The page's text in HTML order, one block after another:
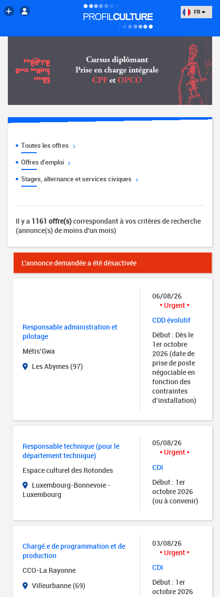
FR
Toutes les offres
Offres d'emploi
Stages, alternance et services civiques
Il y a 1161 offre(s)correspondant à vos critères de recherche
(annonce(s) de moins d'un mois)
L'annonce demandée a été désactivée
Responsable administration et
pilotage
Métis’Gwa
Les Abymes (97)
06/08/26
Urgent
CDD évolutif
Début : Dès le
1er octobre
2026 (date de
prise de poste
négociable en
fonction des
contraintes
d’installation)
Responsable technique (pour le
département technique)
Espace culturel des Rotondes
Luxembourg-Bonnevoie -
Luxembourg
05/08/26
Urgent
CDI
Début : 1er
octobre 2026
(ou à convenir)
Chargé.e de programmation et de
production
CCO-La Rayonne
Villeurbanne (69)
03/08/26
Urgent
CDI
Début : 1er
octobre 2026